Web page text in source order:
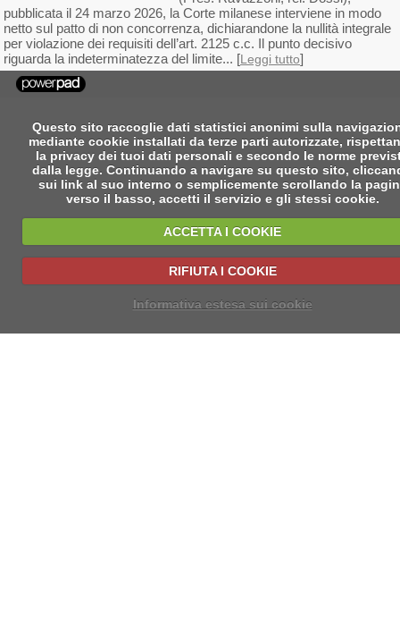
pubblicata il 24 marzo 2026, la Corte milanese interviene in modo
netto sul patto di non concorrenza, dichiarandone la nullità integrale
per violazione dei requisiti dell’art. 2125 c.c. Il punto decisivo
riguarda la indeterminatezza del limite... [Leggi tutto]
Questo sito raccoglie dati statistici anonimi sulla
mediante cookie installati da terze parti autorizzate,
la privacy dei tuoi dati personali e secondo le norme
dalla legge. Continuando a navigare su questo sito,
sui link al suo interno o semplicemente scrollando la
verso il basso, accetti il servizio e gli stessi cookie.
ACCETTA I COOKIE
RIFIUTA I COOKIE
Informativa estesa sui cookie